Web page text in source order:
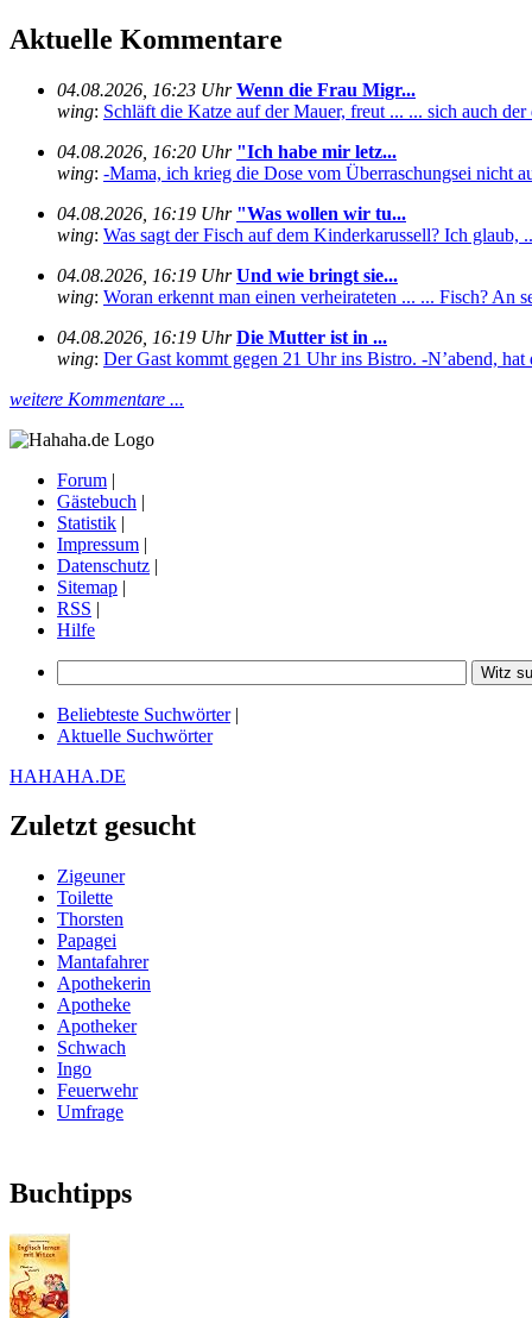
Aktuelle Kommentare
04.08.2026, 16:23 Uhr Wenn die Frau Migr...
wing: Schläft die Katze auf der Mauer, freut ... ... sich auch der
04.08.2026, 16:20 Uhr "Ich habe mir letz...
wing: -Mama, ich krieg die Dose vom Überraschungsei nicht
04.08.2026, 16:19 Uhr "Was wollen wir tu...
wing: Was sagt der Fisch auf dem Kinderkarussell? Ich glaub,
04.08.2026, 16:19 Uhr Und wie bringt sie...
wing: Woran erkennt man einen verheirateten ... ... Fisch? An
04.08.2026, 16:19 Uhr Die Mutter ist in ...
wing: Der Gast kommt gegen 21 Uhr ins Bistro. -N’abend,
weitere Kommentare ...
Forum |
Gästebuch |
Statistik |
Impressum |
Datenschutz |
Sitemap |
RSS |
Hilfe
Beliebteste Suchwörter|
Aktuelle Suchwörter
HAHAHA.DE
Zuletzt gesucht
Zigeuner
Toilette
Thorsten
Papagei
Mantafahrer
Apothekerin
Apotheke
Apotheker
Schwach
Ingo
Feuerwehr
Umfrage
Buchtipps